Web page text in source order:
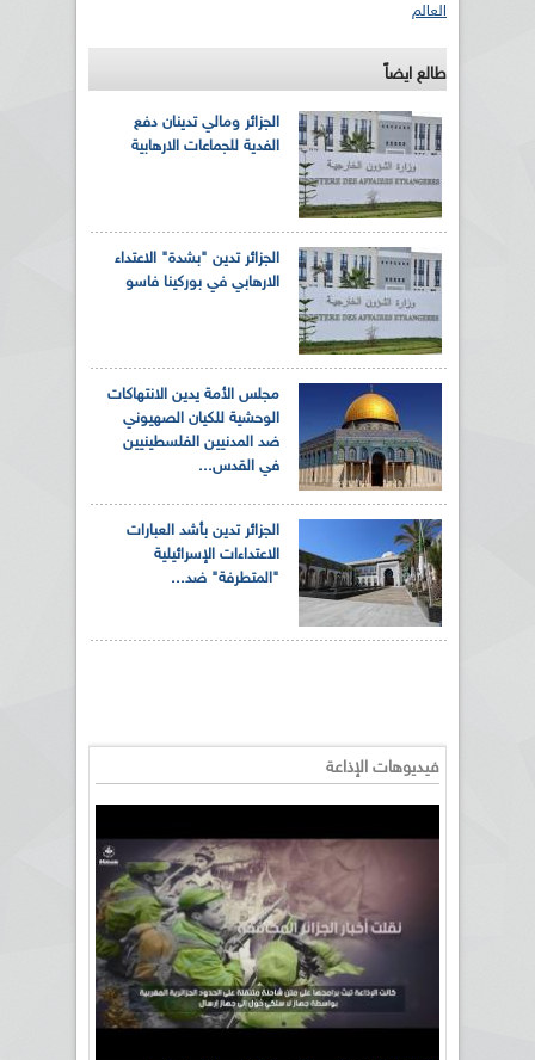
العالم
طالع ايضاً
الجزائر ومالي تدينان دفع
الفدية للجماعات الارهابية
الجزائر تدين "بشدة" الاعتداء
الارهابي في بوركينا فاسو
مجلس الأمة يدين الانتهاكات
الوحشية للكيان الصهيوني
ضد المدنيين الفلسطينيين
في القدس...
الجزائر تدين بأشد العبارات
الاعتداءات الإسرائيلية
"المتطرفة" ضد...
فيديوهات الإذاعة